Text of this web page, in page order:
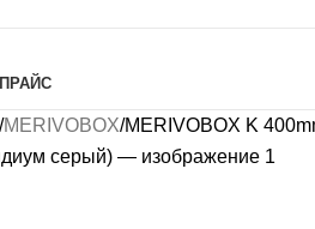
ПРАЙС
MERIVOBOX MERIVOBOX K